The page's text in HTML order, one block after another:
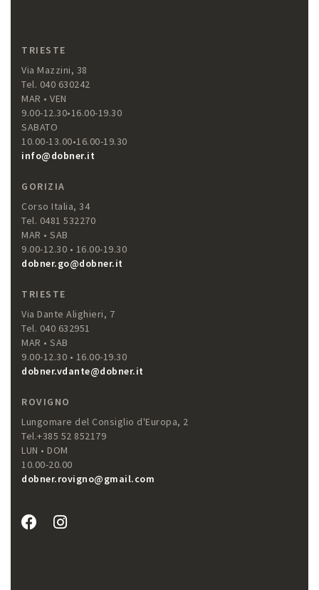
TRIESTE
Via Mazzini, 38
Tel. 040 630242
MAR • VEN
9.00-12.30•16.00-19.30
SABATO
10.00-13.00•16.00-19.30
info@dobner.it
GORIZIA
Corso Italia, 34
Tel. 0481 532270
MAR • SAB
9.00-12.30 • 16.00-19.30
dobner.go@dobner.it
TRIESTE
Via Dante Alighieri, 7
Tel. 040 632951
MAR • SAB
9.00-12.30 • 16.00-19.30
dobner.vdante@dobner.it
ROVIGNO
Lungomare del Consiglio d'Europa, 2
Tel.+385 52 852179
LUN • DOM
10.00-20.00
dobner.rovigno@gmail.com